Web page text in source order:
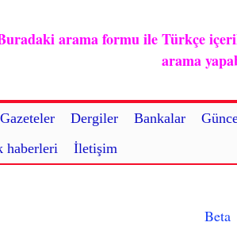
Gazeteler Dergiler Bankalar
haberleri İletişim
arama formu ile Türkçe
arama
Beta